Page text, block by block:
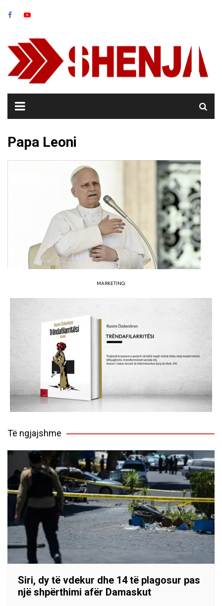
Papa Leoni
MARKETING
Të ngjajshme
Siri, dy të vdekur dhe 14 të plagosur pas
një shpërthimi afër Damaskut